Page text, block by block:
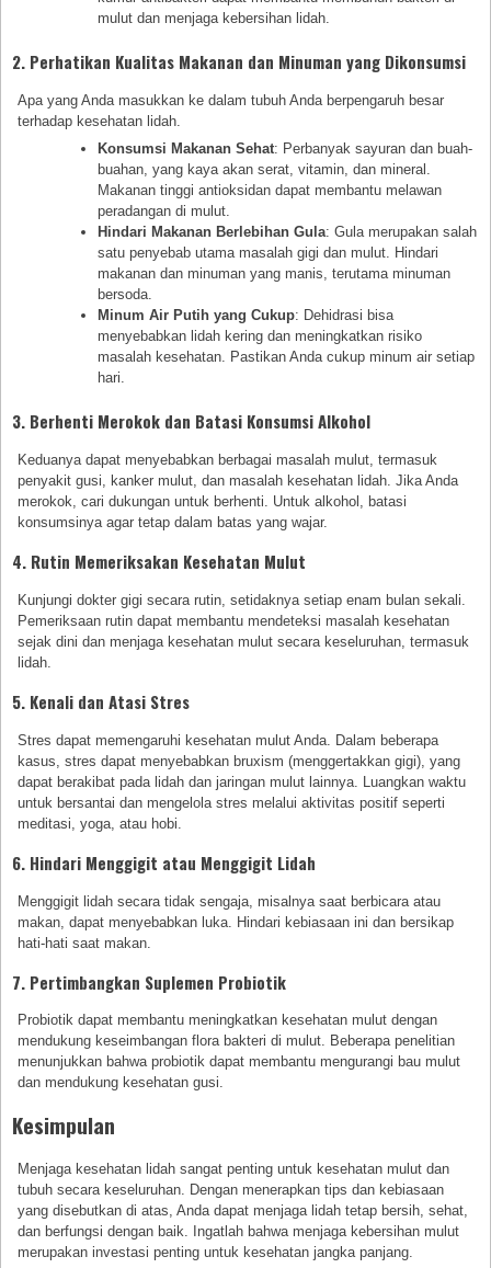
mulut dan menjaga kebersihan lidah.
2. Perhatikan Kualitas Makanan dan Minuman yang Dikonsumsi
Apa yang Anda masukkan ke dalam tubuh Anda berpengaruh besar
terhadap kesehatan lidah.
Konsumsi Makanan Sehat: Perbanyak sayuran dan buah-
buahan, yang kaya akan serat, vitamin, dan mineral.
Makanan tinggi antioksidan dapat membantu melawan
peradangan di mulut.
Hindari Makanan Berlebihan Gula: Gula merupakan salah
satu penyebab utama masalah gigi dan mulut. Hindari
makanan dan minuman yang manis, terutama minuman
bersoda.
Minum Air Putih yang Cukup: Dehidrasi bisa
menyebabkan lidah kering dan meningkatkan risiko
masalah kesehatan. Pastikan Anda cukup minum air setiap
hari.
3. Berhenti Merokok dan Batasi Konsumsi Alkohol
Keduanya dapat menyebabkan berbagai masalah mulut, termasuk
penyakit gusi, kanker mulut, dan masalah kesehatan lidah. Jika Anda
merokok, cari dukungan untuk berhenti. Untuk alkohol, batasi
konsumsinya agar tetap dalam batas yang wajar.
4. Rutin Memeriksakan Kesehatan Mulut
Kunjungi dokter gigi secara rutin, setidaknya setiap enam bulan sekali.
Pemeriksaan rutin dapat membantu mendeteksi masalah kesehatan
sejak dini dan menjaga kesehatan mulut secara keseluruhan, termasuk
lidah.
5. Kenali dan Atasi Stres
Stres dapat memengaruhi kesehatan mulut Anda. Dalam beberapa
kasus, stres dapat menyebabkan bruxism (menggertakkan gigi), yang
dapat berakibat pada lidah dan jaringan mulut lainnya. Luangkan waktu
untuk bersantai dan mengelola stres melalui aktivitas positif seperti
meditasi, yoga, atau hobi.
6. Hindari Menggigit atau Menggigit Lidah
Menggigit lidah secara tidak sengaja, misalnya saat berbicara atau
makan, dapat menyebabkan luka. Hindari kebiasaan ini dan bersikap
hati-hati saat makan.
7. Pertimbangkan Suplemen Probiotik
Probiotik dapat membantu meningkatkan kesehatan mulut dengan
mendukung keseimbangan flora bakteri di mulut. Beberapa penelitian
menunjukkan bahwa probiotik dapat membantu mengurangi bau mulut
dan mendukung kesehatan gusi.
Kesimpulan
Menjaga kesehatan lidah sangat penting untuk kesehatan mulut dan
tubuh secara keseluruhan. Dengan menerapkan tips dan kebiasaan
yang disebutkan di atas, Anda dapat menjaga lidah tetap bersih, sehat,
dan berfungsi dengan baik. Ingatlah bahwa menjaga kebersihan mulut
merupakan investasi penting untuk kesehatan jangka panjang.